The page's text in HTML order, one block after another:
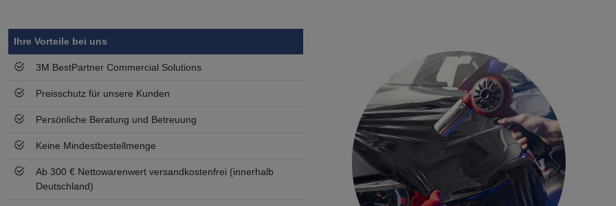
Ihre Vorteile bei uns
3M BestPartner Commercial Solutions
Preisschutz für unsere Kunden
Persönliche Beratung und Betreuung
Keine Mindestbestellmenge
Ab 300 € Nettowarenwert versandkostenfrei (innerhalb
Deutschland)